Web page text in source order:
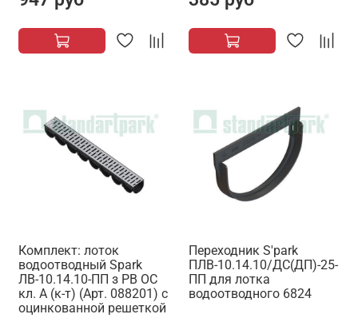
Комплект: лоток
водоотводный Spark
ЛВ-10.14.10-ПП з РВ ОС
кл. А (к-т) (Арт. 088201) с
оцинкованной решеткой
Переходник S'park
ПЛВ-10.14.10/ДС(ДП)-25-
ПП для лотка
водоотводного 6824